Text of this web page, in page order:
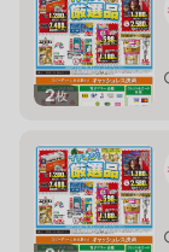
2枚